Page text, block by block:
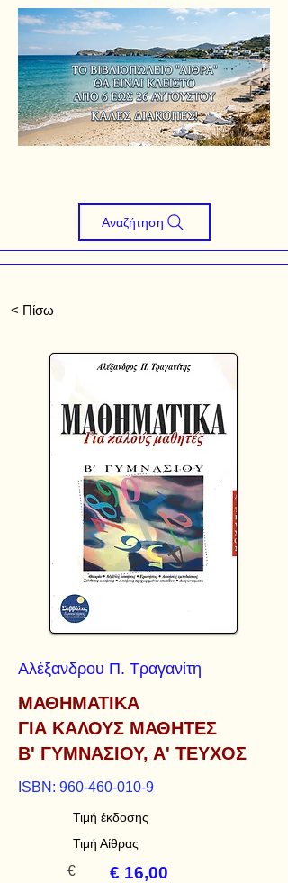
Αναζήτηση
< Πίσω
Αλέξανδρου Π. Τραγανίτη
ΜΑΘΗΜΑΤΙΚΑ
ΓΙΑ ΚΑΛΟΥΣ ΜΑΘΗΤΕΣ
Β' ΓΥΜΝΑΣΙΟΥ, Α' ΤΕΥΧΟΣ
ISBN: 960-460-010-9
Τιμή έκδοσης
Τιμή Αίθρας
€
€ 16,00